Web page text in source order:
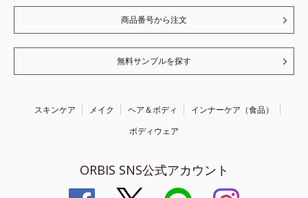
商品番号から注文
無料サンプルを探す
スキンケア メイク ヘア＆ボディ
インナーケア（食品）
ボディウェア
ORBIS SNS公式アカウント